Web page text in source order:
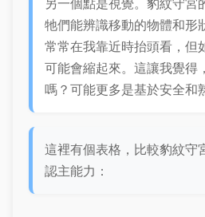
另一個點是視覺。豹紋守宮
牠們能辨識移動的物體和形
常常在我靠近時抬頭看，但
可能會縮起來。這讓我覺得
嗎？可能更多是基於安全和
這裡有個表格，比較豹紋守
認主能力：